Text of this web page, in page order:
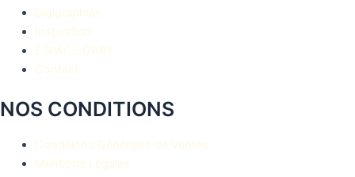
Digigraphies
Inspiration
ESPACE D’ART
Contact
NOS CONDITIONS
Conditions Générales de Ventes
Mentions Légales